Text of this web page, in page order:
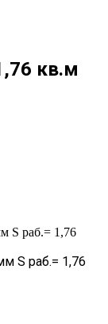
кв.м
S раб.= 1,76
S раб.= 1,76